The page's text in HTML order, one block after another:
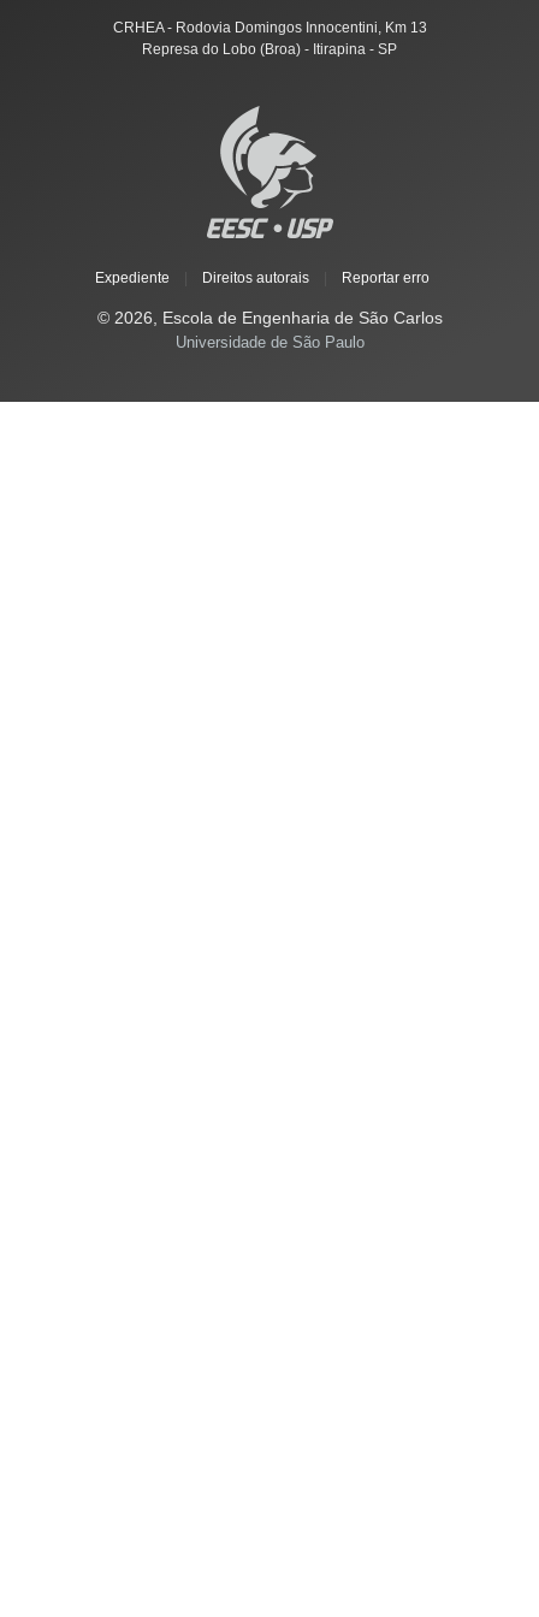
CRHEA - Rodovia Domingos Innocentini, Km 13
Represa do Lobo (Broa) - Itirapina - SP
Expediente Direitos autorais Reportar erro
© 2026, Escola de Engenharia de São Carlos
Universidade de São Paulo